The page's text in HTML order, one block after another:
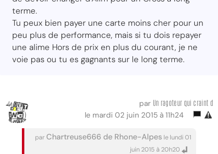
terme.
Tu peux bien payer une carte moins cher pour un
peu plus de performance, mais si tu dois repayer
une alime Hors de prix en plus du courant, je ne
voie pas ou tu es gagnants sur le long terme.
par Un ragoteur qui craint d
le mardi 02 juin 2015 à 11h24
par Chartreuse666 de Rhone-Alpes le lundi 01
juin 2015 à 20h20